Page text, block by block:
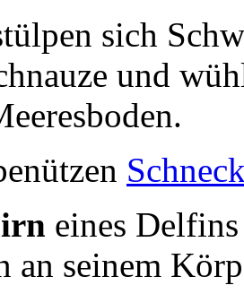
sich
und
eines
an seinem